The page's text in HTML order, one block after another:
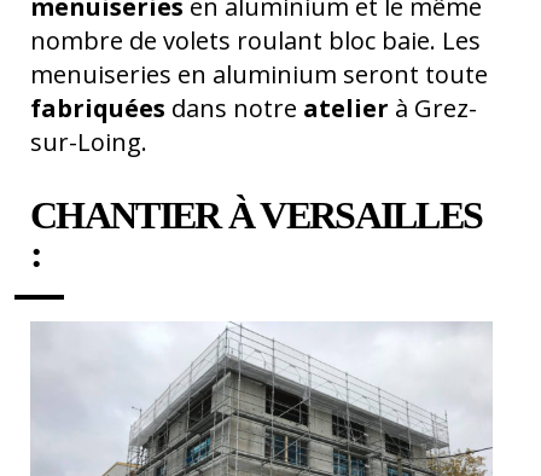
menuiseries en aluminium et le même
nombre de volets roulant bloc baie. Les
menuiseries en aluminium seront toute
fabriquées dans notre atelier à Grez-
sur-Loing.
CHANTIER À VERSAILLES
: